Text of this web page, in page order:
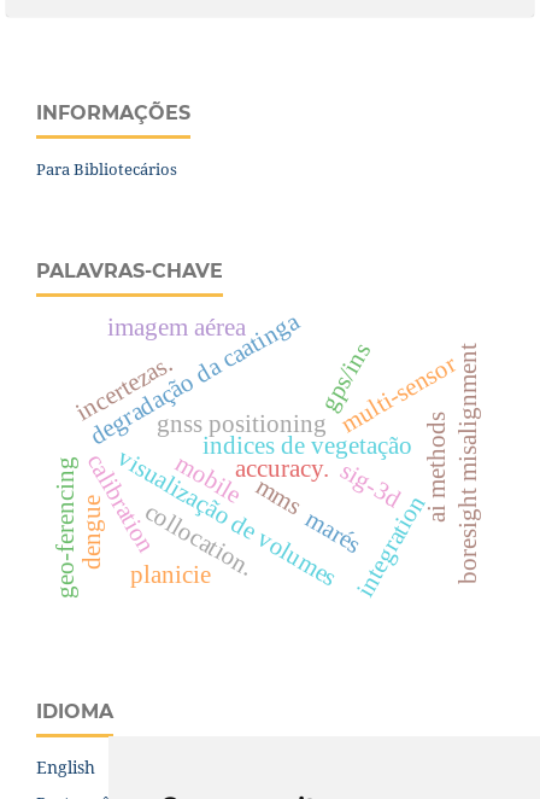
INFORMAÇÕES
Para Bibliotecários
PALAVRAS-CHAVE
gnss positioning
mobile
marés
sig-3d
visualização de volumesindices de vegetação
degradação da caatinga multi-sensor
integration
accuracy.
geo-ferencingcalibrationcollocation.
mms
gps/ins boresight misalignment
imagem aérea
ai methods
planicie
dengue
incertezas.
IDIOMA
English